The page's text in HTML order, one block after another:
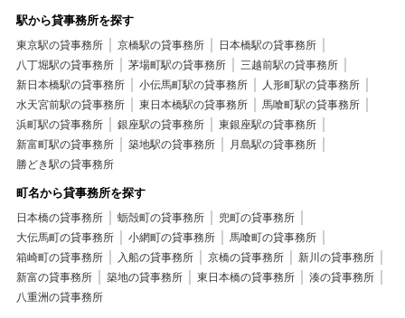
駅から貸事務所を探す
東京駅の貸事務所 京橋駅の貸事務所
日本橋駅の貸事務所
八丁堀駅の貸事務所
茅場町駅の貸事務所
三越前駅の貸事務所
新日本橋駅の貸事務所
小伝馬町駅の貸事務所
人形町駅の貸事務所
水天宮前駅の貸事務所
東日本橋駅の貸事務所
馬喰町駅の貸事務所
浜町駅の貸事務所
銀座駅の貸事務所
東銀座駅の貸事務所
新富町駅の貸事務所
築地駅の貸事務所
月島駅の貸事務所
勝どき駅の貸事務所
町名から貸事務所を探す
日本橋の貸事務所 蛎殻町の貸事務所
兜町の貸事務所
大伝馬町の貸事務所
小網町の貸事務所
馬喰町の貸事務所
箱崎町の貸事務所
入船の貸事務所 京橋の貸事務所
新川の貸事務所
新富の貸事務所
築地の貸事務所 東日本橋の貸事務所
湊の貸事務所
八重洲の貸事務所